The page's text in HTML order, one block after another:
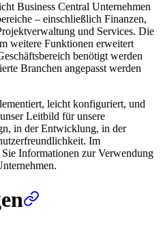
Business Central Unternehmen
– einschließlich Finanzen,
und Services. Die
weitere Funktionen erweitert
benötigt werden
Branchen angepasst werden
leicht konfiguriert, und
Leitbild für unsere
in der Entwicklung, in der
Im
Informationen zur Verwendung